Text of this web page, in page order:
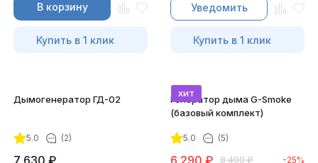
В корзину
Купить в 1 клик
Уведомить
Купить в 1 клик
Дымогенератор ГД-02
5.0 (2)
7 630 ₽
хит
Генератор дыма G-Smoke
(базовый комплект)
5.0 (5)
6 290 ₽ 8 400 ₽ -25%